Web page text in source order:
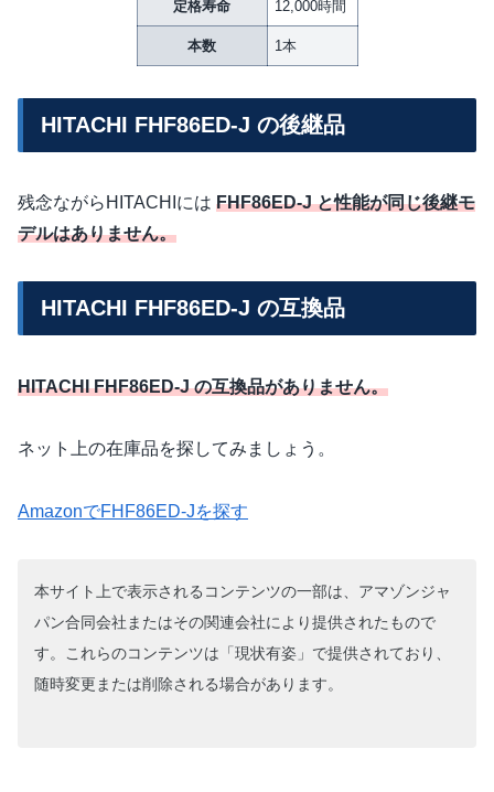
定格寿命 12,000時間
本数 1本
HITACHI FHF86ED-J の後継品
残念ながらHITACHIには FHF86ED-J と性能が同じ後継モ
デルはありません。
HITACHI FHF86ED-J の互換品
HITACHI FHF86ED-J の互換品がありません。
ネット上の在庫品を探してみましょう。
AmazonでFHF86ED-Jを探す
本サイト上で表示されるコンテンツの一部は、アマゾンジャ
パン合同会社またはその関連会社により提供されたもので
す。これらのコンテンツは「現状有姿」で提供されており、
随時変更または削除される場合があります。